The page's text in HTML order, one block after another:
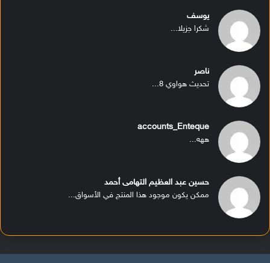
يوسف
شكرا جزيلا...
ناصر
تحديث هواوي 8...
accounts_Enteque
ههه...
حسين عبد العظيم التهامى أحمد
ممكن يكون موجود هذا المنتج في الأسواق...